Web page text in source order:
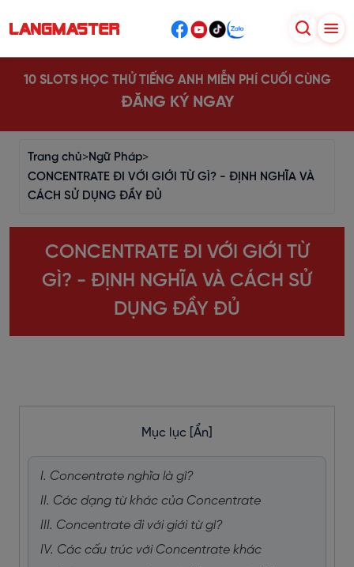
10 SLOTS HỌC THỬ TIẾNG ANH MIỄN PHÍ CUỐI CÙNG
ĐĂNG KÝ NGAY
Trang chủ>Ngữ Pháp>
CONCENTRATE ĐI VỚI GIỚI TỪ GÌ? - ĐỊNH NGHĨA VÀ
CÁCH SỬ DỤNG ĐẦY ĐỦ
CONCENTRATE ĐI VỚI GIỚI TỪ
GÌ? - ĐỊNH NGHĨA VÀ CÁCH SỬ
DỤNG ĐẦY ĐỦ
Mục lục [Ẩn]
I. Concentrate nghĩa là gì?
II. Các dạng từ khác của Concentrate
III. Concentrate đi với giới từ gì?
IV. Các cấu trúc với Concentrate khác